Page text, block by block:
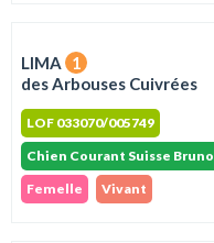
LIMA
1
des Arbouses Cuivrées
LOF 033070/005749
Chien Courant Suisse Bruno
Femelle
Vivant